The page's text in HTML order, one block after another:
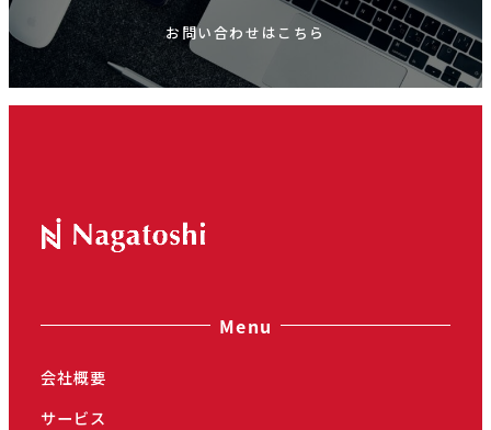
お問い合わせはこちら
Menu
会社概要
サービス